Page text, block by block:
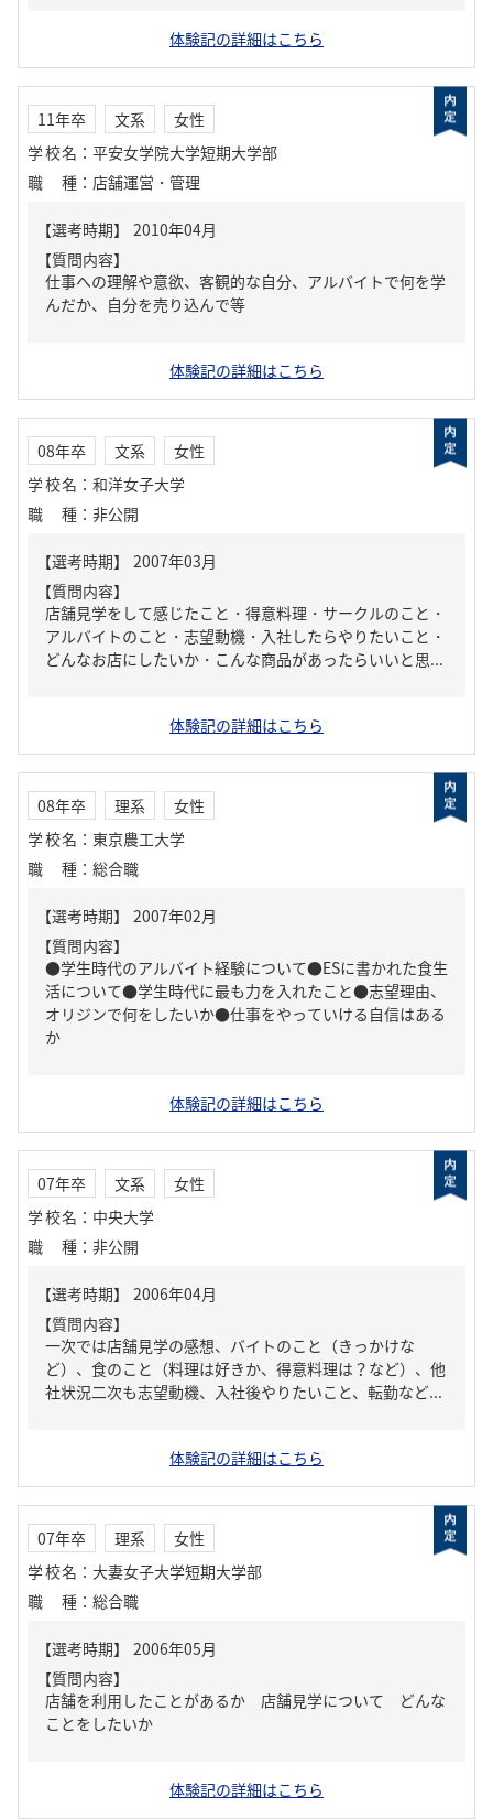
体験記の詳細はこちら
11年卒 文系
女性
学校名 ： 平安女学院大学短期大学部
職種 ： 店舗運営・管理
【質問内容】
仕事への理解や意欲、客観的な自分、アルバイトで何を学
んだか、自分を売り込んで等
体験記の詳細はこちら
08年卒 文系
女性
学校名 ： 和洋女子大学
職種 ： 非公開
【質問内容】
店舗見学をして感じたこと・得意料理・サークルのこと・
アルバイトのこと・志望動機・入社したらやりたいこと・
どんなお店にしたいか・こんな商品があったらいいと思...
体験記の詳細はこちら
08年卒 理系
女性
学校名 ： 東京農工大学
職種 ： 総合職
【質問内容】
●学生時代のアルバイト経験について●ESに書かれた食生
活について●学生時代に最も力を入れたこと●志望理由、
オリジンで何をしたいか●仕事をやっていける自信はある
か
体験記の詳細はこちら
07年卒 文系
女性
学校名 ： 中央大学
職種 ： 非公開
【質問内容】
一次では店舗見学の感想、バイトのこと（きっかけな
ど）、食のこと（料理は好きか、得意料理は？など）、他
社状況二次も志望動機、入社後やりたいこと、転勤など...
体験記の詳細はこちら
07年卒 理系
女性
学校名 ： 大妻女子大学短期大学部
職種 ： 総合職
【質問内容】
店舗を利用したことがあるか 店舗見学について どんな
ことをしたいか
体験記の詳細はこちら